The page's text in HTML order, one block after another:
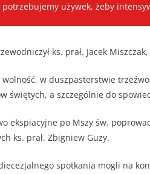
potrzebujemy używek, żeby
ks. prał. Jacek
wolność, w duszpasterstwie
świętych, a szczególnie do
ekspiacyjne po Mszy św.
ks. prał. Zbigniew Guzy.
spotkania mogli na